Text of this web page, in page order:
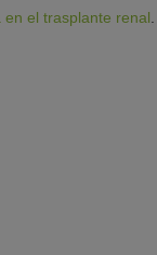
el trasplante renal.